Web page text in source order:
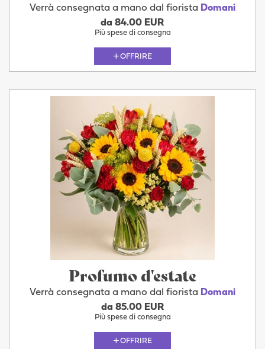
Verrà consegnata a mano dal fiorista Domani
da 84.00 EUR
Più spese di consegna
OFFRIRE
Profumo d'estate
Verrà consegnata a mano dal fiorista Domani
da 85.00 EUR
Più spese di consegna
OFFRIRE